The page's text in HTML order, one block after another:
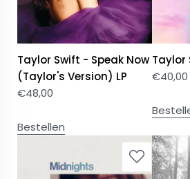
Taylor Swift - Speak Now
(Taylor's Version) LP
€48,00
Bestellen
Taylor
€40,00